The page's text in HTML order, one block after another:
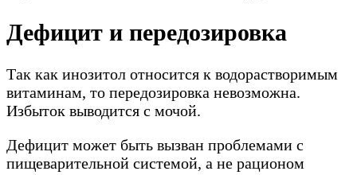
Дефицит и передозировка
Так как инозитол относится к водорастворимым
витаминам, то передозировка невозможна.
Избыток выводится с мочой.
Дефицит может быть вызван проблемами с
пищеварительной системой, а не рационом